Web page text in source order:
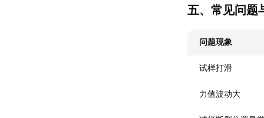
五、常见问题
问题现象
试样打滑
力值波动大